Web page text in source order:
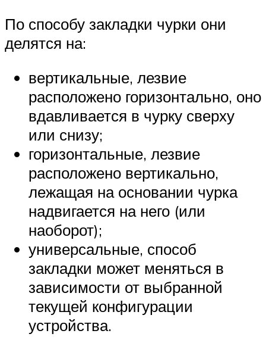
По способу закладки чурки они
делятся на:
вертикальные, лезвие
расположено горизонтально, оно
вдавливается в чурку сверху
или снизу;
горизонтальные, лезвие
расположено вертикально,
лежащая на основании чурка
надвигается на него (или
наоборот);
универсальные, способ
закладки может меняться в
зависимости от выбранной
текущей конфигурации
устройства.